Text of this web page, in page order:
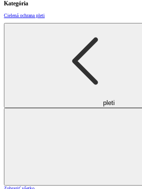
Kategória
Cielená ochrana pleti
pleti